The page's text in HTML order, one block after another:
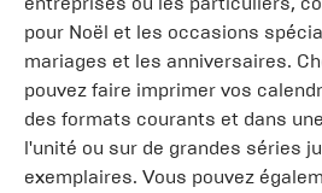
pour Noël et les occasions
mariages et les anniversaires.
pouvez faire imprimer vos
des formats courants et dans
l'unité ou sur de grandes séries
exemplaires. Vous pouvez